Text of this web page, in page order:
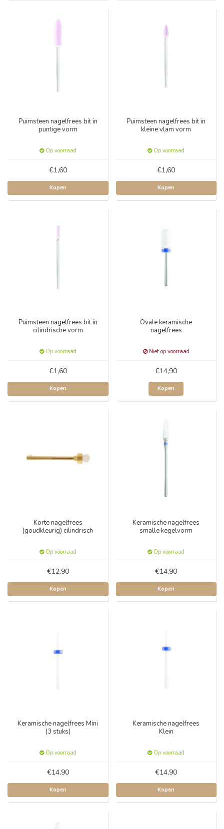
Puimsteen nagelfrees bit in
puntige vorm
Op voorraad
€1,60
Kopen
Puimsteen nagelfrees bit in
kleine vlam vorm
Op voorraad
€1,60
Kopen
Puimsteen nagelfrees bit in
cilindrische vorm
Op voorraad
€1,60
Kopen
Ovale keramische
nagelfrees
Niet op voorraad
€14,90
Kopen
Korte nagelfrees
(goudkleurig) cilindrisch
Op voorraad
€12,90
Kopen
Keramische nagelfrees
smalle kegelvorm
Op voorraad
€14,90
Kopen
Keramische nagelfrees Mini
(3 stuks)
Op voorraad
€14,90
Kopen
Keramische nagelfrees
Klein
Op voorraad
€14,90
Kopen